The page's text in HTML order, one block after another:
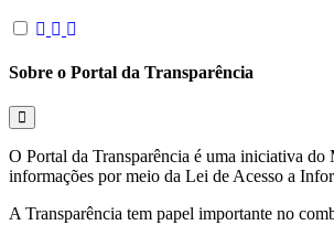
Sobre o Portal da Transparência
O Portal da Transparência é uma iniciativa
informações por meio da Lei de Acesso a
A Transparência tem papel importante no